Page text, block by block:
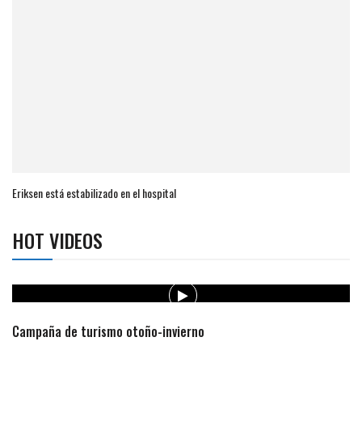
Eriksen está estabilizado en el hospital
HOT VIDEOS
Campaña de turismo otoño-invierno